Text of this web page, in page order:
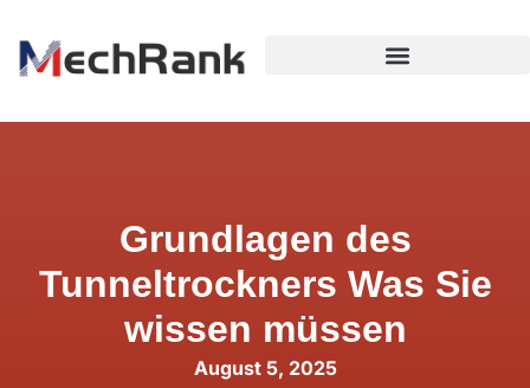
Grundlagen des
Tunneltrockners Was Sie
wissen müssen
August 5, 2025